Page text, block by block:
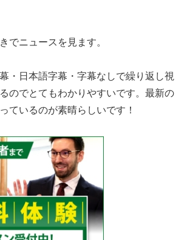
でニュースを見ます。
・日本語字幕・字幕なしで繰り返し視
のでとてもわかりやすいです。最新の
ているのが素晴らしいです！